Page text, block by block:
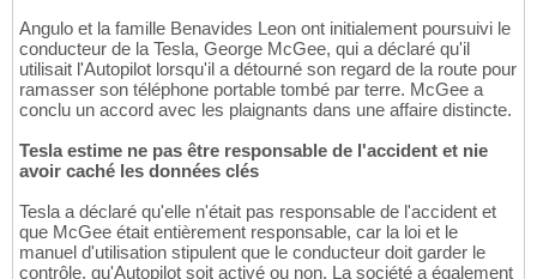
Angulo et la famille Benavides Leon ont initialement poursuivi le
conducteur de la Tesla, George McGee, qui a déclaré qu'il
utilisait l'Autopilot lorsqu'il a détourné son regard de la route pour
ramasser son téléphone portable tombé par terre. McGee a
conclu un accord avec les plaignants dans une affaire distincte.
Tesla estime ne pas être responsable de l'accident et nie
avoir caché les données clés
Tesla a déclaré qu'elle n'était pas responsable de l'accident et
que McGee était entièrement responsable, car la loi et le
manuel d'utilisation stipulent que le conducteur doit garder le
contrôle, qu'Autopilot soit activé ou non. La société a également